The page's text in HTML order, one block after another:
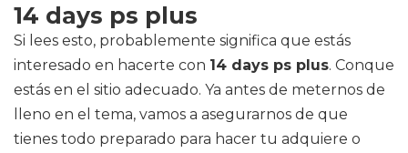
14 days ps plus
Si lees esto, probablemente significa que estás
interesado en hacerte con 14 days ps plus. Conque
estás en el sitio adecuado. Ya antes de meternos de
lleno en el tema, vamos a asegurarnos de que
tienes todo preparado para hacer tu adquiere o